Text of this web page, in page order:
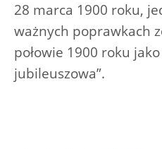
28 marca 1900 roku,
ważnych poprawkach
połowie 1900 roku
jubileuszowa”.